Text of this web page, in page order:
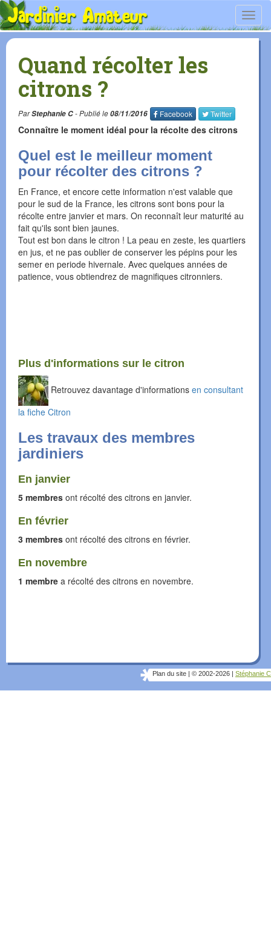
Quand récolter les
citrons ?
ParStephanie C- Publié le08/11/2016 Facebook Twitter
Connaître le moment idéal pour la récolte des citrons
Quel est le meilleur moment
pour récolter des citrons ?
En France, et encore cette information n'est valable que
pour le sud de la France, les citrons sont bons pour la
récolte entre janvier et mars. On reconnaît leur maturité au
fait qu'ils sont bien jaunes.
Tout est bon dans le citron ! La peau en zeste, les quartiers
en jus, et ne pas oublier de conserver les pépins pour les
semer en periode hivernale. Avec quelques années de
patience, vous obtiendrez de magnifiques citronniers.
Plus d'informations sur le citron
Retrouvez davantage d'informations en consultant
la fiche Citron
Les travaux des membres
jardiniers
En janvier
5 membres ont récolté des citrons en janvier.
En février
3 membres ont récolté des citrons en février.
En novembre
1 membre a récolté des citrons en novembre.
Plan du site © 2002-2026 Stéphanie C